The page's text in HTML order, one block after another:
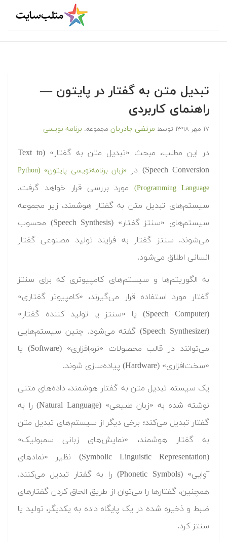
تبدیل متن به گفتار در پایتون —
راهنمای کاربردی
۱۷ مهر ۱۳۹۸ توسط مرتضی جادریان مجموعه: برنامه نویسی
در این مطلب، مبحث «تبدیل متن به گفتار» (Text to
Speech Conversion) در
«زبان برنامه‌‌نویسی پایتون» (Python
Programming Language) مورد بررسی قرار خواهد گرفت.
سیستم‌های تبدیل متن به گفتار هوشمند، زیر مجموعه
سیستم‌های «سنتز گفتار» (Speech Synthesis) محسوب
می‌شوند. سنتز گفتار به فرایند تولید مصنوعی گفتار
انسانی اطلاق می‌شود.
به الگوریتم‌ها و سیستم‌های کامپیوتری که برای سنتز
گفتار مورد استفاده قرار می‌گیرند، «کامپیوتر گفتاری»
(Speech Computer) یا «سنتز یا تولید کننده گفتار»
(Speech Synthesizer) گفته می‌شود. چنین سیستم‌هایی
می‌توانند در قالب محصولات «نرم‌افزاری» (Software) یا
«سخت‌افزاری» (Hardware) پیاده‌سازی شوند.
یک سیستم تبدیل متن به گفتار هوشمند، داده‌های متنی
نوشته شده به «زبان طبیعی» (Natural Language) را به
گفتار تبدیل می‌کند؛ برخی دیگر از سیستم‌های تبدیل متن
به گفتار هوشمند، «نمایش‌های زبانی سمبولیک»
(Symbolic Linguistic Representation) نظیر «نماد‌های
آوایی» (Phonetic Symbols) را به گفتار تبدیل می‌کنند.
همچنین، گفتارها را می‌توان از طریق الحاق کردن گفتارهای
ضبط و ذخیره شده در یک پایگاه داده به یکدیگر، تولید یا
سنتز کرد.